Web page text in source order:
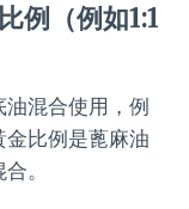
例（例如1:1
混合使用，例
比例是蓖麻油
。